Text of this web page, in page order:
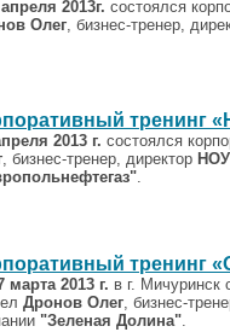
2013г. состоялся
Олег, бизнес-тренер,
тренинг
2013 г. состоялся
, бизнес-тренер, директор
.
тренинг
марта 2013 г. в г. Мичуринск
Дронов Олег, бизнес-
"Зеленая Долина".